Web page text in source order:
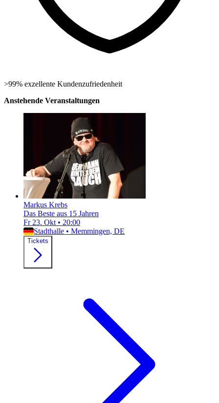
>99% exzellente Kundenzufriedenheit
Anstehende Veranstaltungen
Markus Krebs
Das Beste aus 15 Jahren
Fr 23. Okt • 20:00
Stadthalle • Memmingen, DE
Tickets